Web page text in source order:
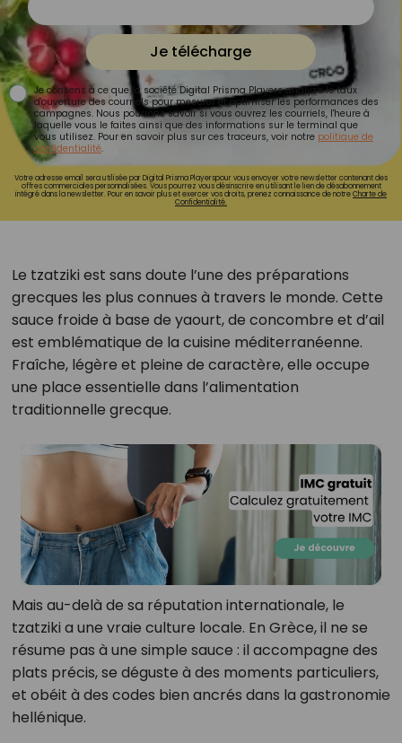
Je télécharge
Je consens à ce que la société Digital Prisma Players analyse le taux
d'ouverture des courriels pour mesurer et optimiser les performances des
campagnes. Nous pourrons savoir si vous ouvrez les courriels, l'heure à
laquelle vous le faites ainsi que des informations sur le terminal que
vous utilisez. Pour en savoir plus sur ces traceurs, voir notre politique de
confidentialité.
Votre adresse email sera utilisée par Digital Prisma Playerspour vous envoyer votre newsletter contenant des
offres commerciales personnalisées. Vous pourrez vous désinscrire en utilisant le lien de désabonnement
intégré dans la newsletter. Pour en savoir plus et exercer vos droits, prenez connaissance de notreCharte de
Confidentialité.
Le tzatziki est sans doute l’une des préparations
grecques les plus connues à travers le monde. Cette
sauce froide à base de yaourt, de concombre et d’ail
est emblématique de la cuisine méditerranéenne.
Fraîche, légère et pleine de caractère, elle occupe
une place essentielle dans l’alimentation
traditionnelle grecque.
Mais au-delà de sa réputation internationale, le
tzatziki a une vraie culture locale. En Grèce, il ne se
résume pas à une simple sauce : il accompagne des
plats précis, se déguste à des moments particuliers,
et obéit à des codes bien ancrés dans la gastronomie
hellénique.